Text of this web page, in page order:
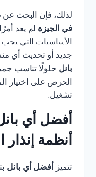
لذلك، فإن البحث عن
في الجيزة لم يعد
الأساسيات التي يجب
جديد أو تحديث أي
بانل حلولًا تناسب
الحرص على اختيار
تشغيل.
أفضل أي
أنظمة إنذار
تتميز أفضل أي بانل